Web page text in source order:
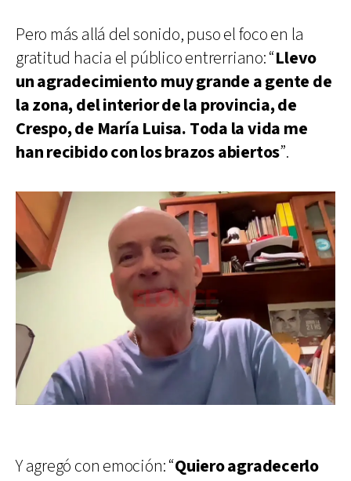
Pero más allá del sonido, puso el foco en la
gratitud hacia el público entrerriano: “Llevo
un agradecimiento muy grande a gente de
la zona, del interior de la provincia, de
Crespo, de María Luisa. Toda la vida me
han recibido con los brazos abiertos”.
Y agregó con emoción: “Quiero agradecerlo